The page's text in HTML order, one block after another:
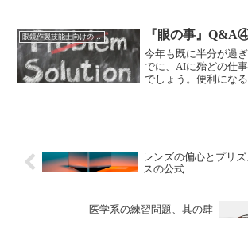
調節時19.11D、最大
折し、網膜の視細胞
その眼の機能を『屈
折状...
以下 中等度・・
下 強度・・±6.00D
最強度・・±10.00D
度・・±15.00D 超但
本眼鏡学会では、弱度
眼鏡作製技能士向けの問題 『眼の事』
今年も既に半分が過
でに、AIに殆どの仕
でしょう。便利にな
ィ経営の定義（経済
を活かし、その能力
営行動を起こすかど
択』をするのは自分
レンズの偏心とプリ
スの公式
医学系の練習問題、其の肆